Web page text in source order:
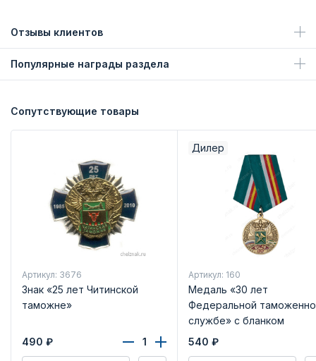
Отзывы клиентов
Популярные награды раздела
Сопутствующие товары
Артикул: 3676
Знак «25 лет Читинской
таможне»
490 ₽
Дилер
Артикул: 160
Медаль «30 лет
Федеральной
службе» с бланком
удостоверения
540 ₽